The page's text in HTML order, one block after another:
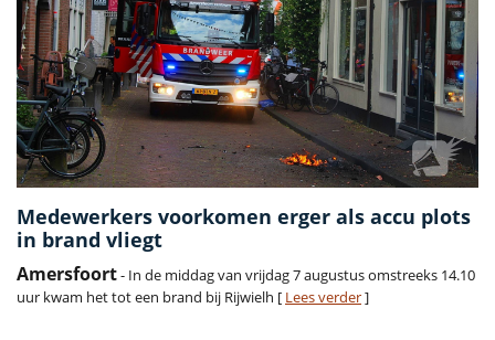
Medewerkers voorkomen erger als accu plots
in brand vliegt
Amersfoort- In de middag van vrijdag 7 augustus omstreeks 14.10
uur kwam het tot een brand bij Rijwielh [ Lees verder]